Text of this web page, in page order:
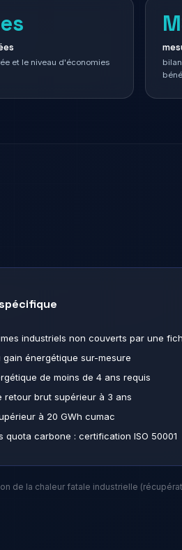
et le niveau d'économies
spécifique
industriels non couverts par une
gain énergétique sur-mesure
de moins de 4 ans requis
retour brut supérieur à 3 ans
à 20 GWh cumac
quota carbone : certification ISO 50001
de la chaleur fatale industrielle